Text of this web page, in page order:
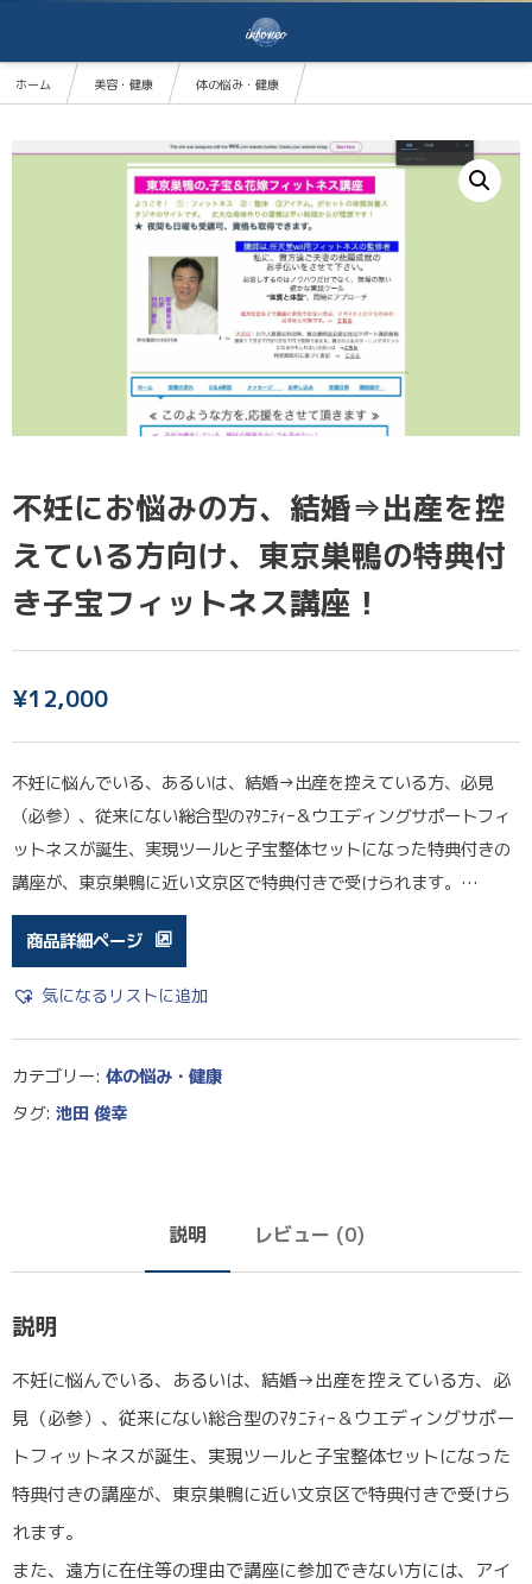
ホーム 美容・健康
体の悩み・健康
不妊にお悩みの方、結婚⇒出産を控
えている方向け、東京巣鴨の特典付
き子宝フィットネス講座！
¥12,000
不妊に悩んでいる、あるいは、結婚→出産を控えている方、必見
（必参）、従来にない総合型のﾏﾀﾆﾃｨｰ＆ウエディングサポートフィ
ットネスが誕生、実現ツールと子宝整体セットになった特典付きの
講座が、東京巣鴨に近い文京区で特典付きで受けられます。…
商品詳細ページ
気になるリストに追加
カテゴリー: 体の悩み・健康
タグ: 池田 俊幸
説明 レビュー (0)
説明
不妊に悩んでいる、あるいは、結婚→出産を控えている方、必
見（必参）、従来にない総合型のﾏﾀﾆﾃｨｰ＆ウエディングサポー
トフィットネスが誕生、実現ツールと子宝整体セットになった
特典付きの講座が、東京巣鴨に近い文京区で特典付きで受けら
れます。
また、遠方に在住等の理由で講座に参加できない方には、アイ